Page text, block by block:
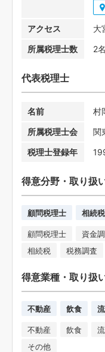
アクセス
大
所属税理士数
2名
代表税理士
名前
村
所属税理士会
関
税理士登録年
得意分野・取り扱
顧問税理士 相続税
顧問税理士 資金
相続税
税務調査
得意業種・取り扱
不動産 飲食
不動産 飲食
その他